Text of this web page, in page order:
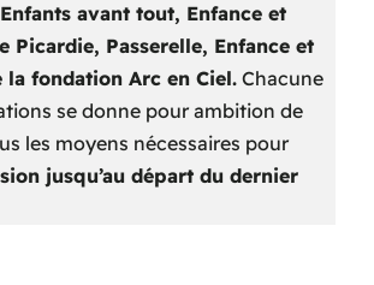
avant tout, Enfance et
Picardie, Passerelle, Enfance et
la fondation Arc en Ciel. Chacune
se donne pour ambition de
les moyens nécessaires pour
jusqu’au départ du dernier